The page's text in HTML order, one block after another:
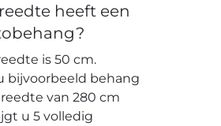
heeft een
is 50 cm.
bijvoorbeeld behang
van 280 cm
u 5 volledig